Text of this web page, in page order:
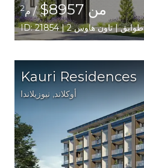
من 8957$ / م2
ID: 21854 | 2 طوابق | تاون هاوس
Kauri Residences
أوكلاند, نيوزيلاندا